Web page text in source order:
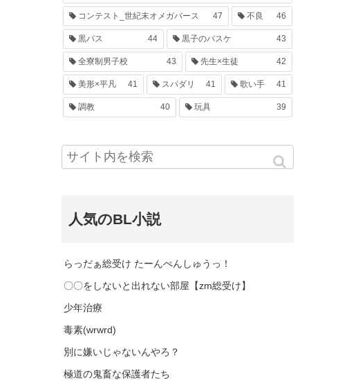
コンテスト_世紀末オメガバース 47 不良 46
黒バス 44 黒子のバスケ 43
全寮制男子校 43 先生×生徒 42
美形×平凡 41 スパダリ 41 歌い手 41
調教 40 玩具 39
人気のBL小説
らっだぁ総受け たーんぺんしゅうっ！
〇〇をしないと出れない部屋【zm総受け】
少年治療
毒素(wrwrd)
別に嫌いじゃないんやろ？
極道の鬼畜な保護者たち